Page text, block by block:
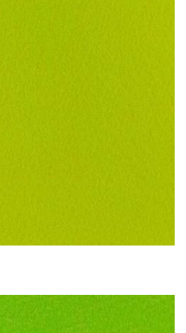
EMPRESA
COLEÇÕES